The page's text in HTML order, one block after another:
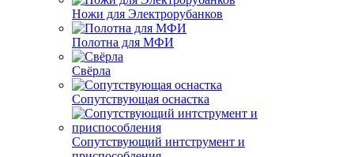
Ножи для Электрорубанков
Полотна для МФИ
Свёрла
Сопутствующая оснастка
Сопутствующий интструмент и